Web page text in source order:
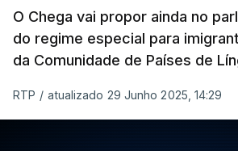
O Chega vai propor ainda no
do regime especial para
da Comunidade de Países de
RTP / atualizado 29 Junho 2025, 14:29